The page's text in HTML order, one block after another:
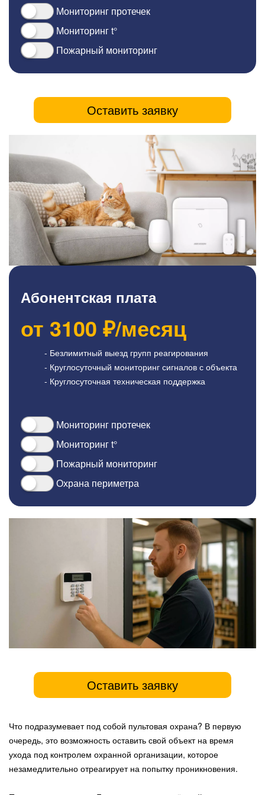
Мониторинг протечек
Мониторинг t°
Пожарный мониторинг
Оставить заявку
Абонентская плата
от 3100 ₽/месяц
- Безлимитный выезд групп реагирования
- Круглосуточный мониторинг сигналов с объекта
- Круглосуточная техническая поддержка
Мониторинг протечек
Мониторинг t°
Пожарный мониторинг
Охрана периметра
Оставить заявку
Что подразумевает под собой пультовая охрана? В первую
очередь, это возможность оставить свой объект на время
ухода под контролем охранной организации, которое
незамедлительно отреагирует на попытку проникновения.